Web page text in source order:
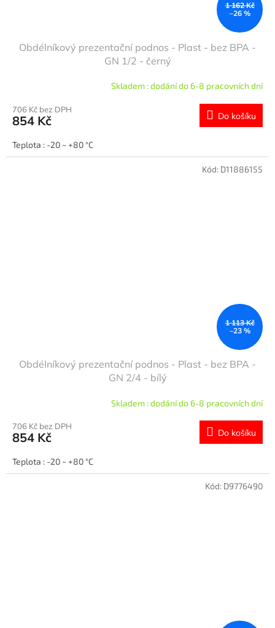
1 162 Kč
–26 %
Obdélníkový prezentační podnos - Plast - bez BPA -
GN 1/2 - černý
Skladem : dodání do 6-8 pracovních dní
706 Kč bez DPH
854 Kč Do košíku
Teplota : -20 ~ +80 °C
1 113 Kč
–23 %
Obdélníkový prezentační podnos - Plast - bez BPA -
GN 2/4 - bílý
Skladem : dodání do 6-8 pracovních dní
706 Kč bez DPH
854 Kč Do košíku
Teplota : -20 ~ +80 °C
Kód: D11886155
Kód: D9776490